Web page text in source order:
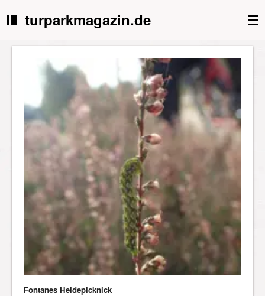
Naturparkmagazin.de
Fontanes Heidepicknick